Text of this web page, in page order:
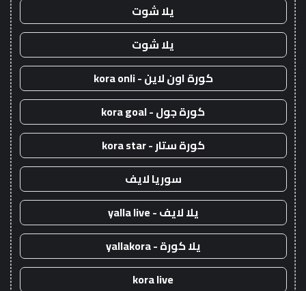
يلا شوت
يلا شوت
كورة اون لاين - kora onli
كورة جول - kora goal
كورة ستار - kora star
سوريا لايف
يلا لايف - yalla live
يلا كورة - yallakora
kora live